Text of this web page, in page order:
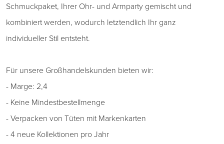
Schmuckpaket, Ihrer Ohr- und Armparty gemischt und
kombiniert werden, wodurch letztendlich Ihr ganz
individueller Stil entsteht.
Für unsere Großhandelskunden bieten wir:
- Marge: 2,4
- Keine Mindestbestellmenge
- Verpacken von Tüten mit Markenkarten
- 4 neue Kollektionen pro Jahr